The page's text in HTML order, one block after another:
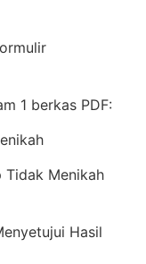
1 berkas PDF:
Tidak Menikah
Hasil